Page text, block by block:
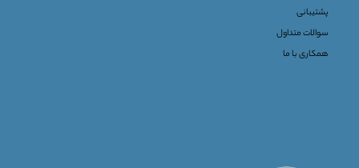
پشتیبانی
سوالات متداول
همکاری با ما